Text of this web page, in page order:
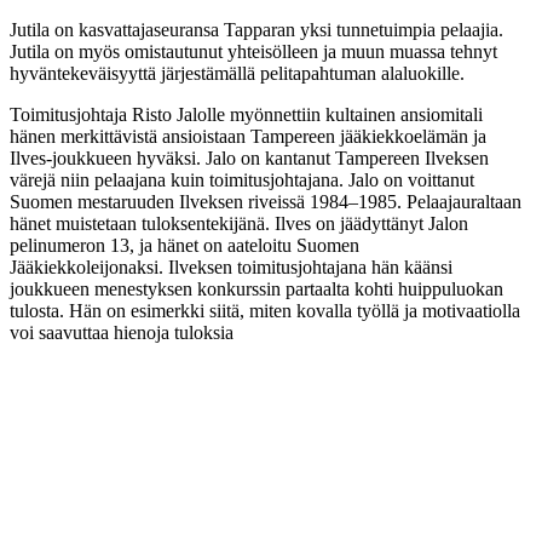
Jutila on kasvattajaseuransa Tapparan yksi tunnetuimpia pelaajia.
Jutila on myös omistautunut yhteisölleen ja muun muassa tehnyt
hyväntekeväisyyttä järjestämällä pelitapahtuman alaluokille.
Toimitusjohtaja Risto Jalolle myönnettiin kultainen ansiomitali
hänen merkittävistä ansioistaan Tampereen jääkiekkoelämän ja
Ilves-joukkueen hyväksi. Jalo on kantanut Tampereen Ilveksen
värejä niin pelaajana kuin toimitusjohtajana. Jalo on voittanut
Suomen mestaruuden Ilveksen riveissä 1984–1985. Pelaajauraltaan
hänet muistetaan tuloksentekijänä. Ilves on jäädyttänyt Jalon
pelinumeron 13, ja hänet on aateloitu Suomen
Jääkiekkoleijonaksi. Ilveksen toimitusjohtajana hän käänsi
joukkueen menestyksen konkurssin partaalta kohti huippuluokan
tulosta. Hän on esimerkki siitä, miten kovalla työllä ja motivaatiolla
voi saavuttaa hienoja tuloksia